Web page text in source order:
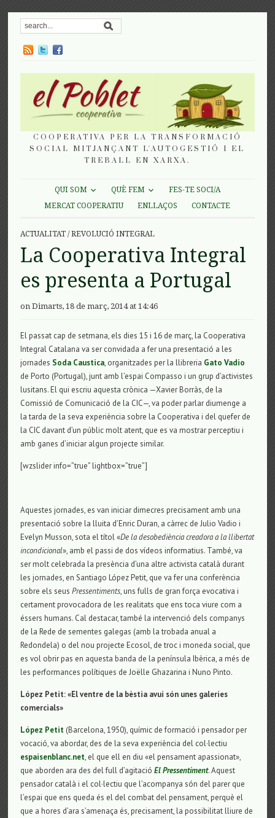
COOPERATIVA PER LA TRANSFORMACIÓ
SOCIAL MITJANÇANT L'AUTOGESTIÓ I EL
TREBALL EN XARXA.
QUI SOM QUÈ FEM
FES-TE SOCI/A
MERCAT COOPERATIU
ENLLAÇOS CONTACTE
ACTUALITAT /REVOLUCIÓ INTEGRAL
La Cooperativa Integral
es presenta a Portugal
on Dimarts, 18 de març, 2014 at 14:46
El passat cap de setmana, els dies 15 i 16 de març, la Cooperativa
Integral Catalana va ser convidada a fer una presentació a les
jornades Soda Caustica, organitzades per la llibreria Gato Vadio
de Porto (Portugal), junt amb l’espai Compasso i un grup d’activistes
lusitans. El qui escriu aquesta crònica —Xavier Borràs, de la
Comissió de Comunicació de la CIC—, va poder parlar diumenge a
la tarda de la seva experiència sobre la Cooperativa i del quefer de
la CIC davant d’un públic molt atent, que es va mostrar perceptiu i
amb ganes d’iniciar algun projecte similar.
[wzslider info=”true” lightbox=”true”]
Aquestes jornades, es van iniciar dimecres precisament amb una
presentació sobre la lluita d’Enric Duran, a càrrec de Julio Vadio i
Evelyn Musson, sota el títol «De la desobediència creadora a la llibertat
incondicional», amb el passi de dos vídeos informatius. També, va
ser molt celebrada la presència d’una altre activista català durant
les jornades, en Santiago López Petit, que va fer una conferència
sobre els seusPressentiments, uns fulls de gran força evocativa i
certament provocadora de les realitats que ens toca viure com a
éssers humans. Cal destacar, també la intervenció dels companys
de la Rede de sementes galegas (amb la trobada anual a
Redondela) o del nou projecte Ecosol, de troc i moneda social, que
es vol obrir pas en aquesta banda de la península Ibèrica, a més de
les performances polítiques de Joëlle Ghazarina i Nuno Pinto.
López Petit: «El ventre de la bèstia avui són unes galeries
comercials»
López Petit (Barcelona, 1950), químic de formació i pensador per
vocació, va abordar, des de la seva experiència del col·lectiu
espaisenblanc.net, el que ell en diu «el pensament apassionat»,
que aborden ara des del full d’agitacióEl Pressentiment. Aquest
pensador català i el col·lectiu que l’acompanya són del parer que
l’espai que ens queda és el del combat del pensament, perquè el
que a hores d’ara s’amenaça és, precisament, la possibilitat lliure de